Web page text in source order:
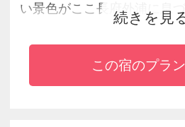
い景色がここ長府外浦に息
全室オーシャンビューの展
引いており、水平線から昇
続きを見
この宿のプラ